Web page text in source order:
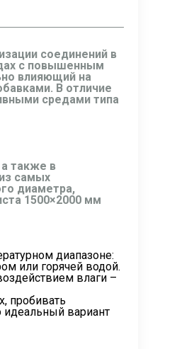
соединений в
с повышенным
влияющий на
В отличие
средами типа
также в
самых
диаметра,
1500×2000 мм
диапазоне:
или горячей водой.
влаги –
пробивать
идеальный вариант